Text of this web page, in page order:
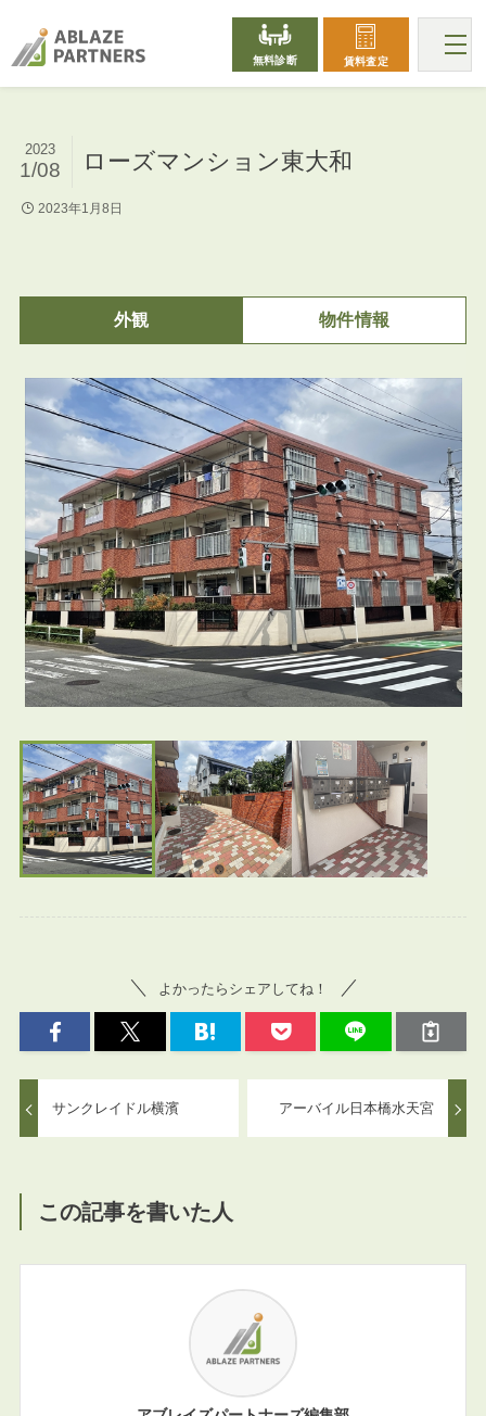
無料診断 賃料査定
ローズマンション東大和
2023
1/08
2023年1月8日
外観 物件情報
よかったらシェアしてね！
サンクレイドル横濱 アーバイル日本橋水天宮
この記事を書いた人